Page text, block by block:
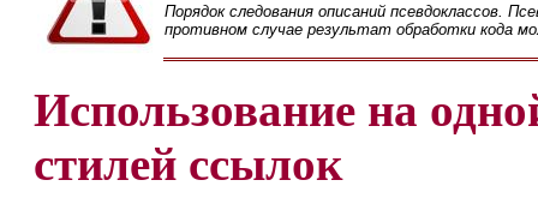
Порядок следования описаний псевдоклассов.
противном случае результат обработки кода
Использование на
стилей ссылок